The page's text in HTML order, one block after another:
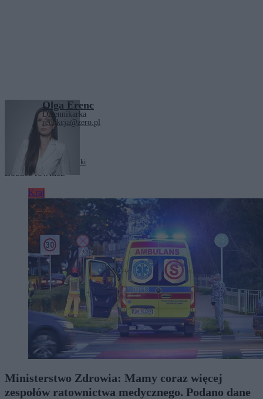
Olga Erenc
Dziennikarka
redakcja@zero.pl
Witold Zembaczyński
Zobacz również
Kraj
Ministerstwo Zdrowia: Mamy coraz więcej
zespołów ratownictwa medycznego. Podano dane